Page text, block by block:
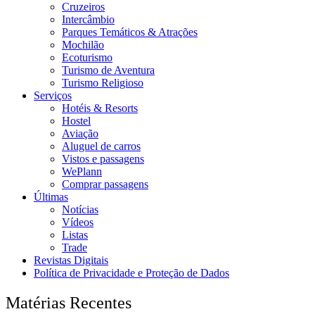
Cruzeiros
Intercâmbio
Parques Temáticos & Atrações
Mochilão
Ecoturismo
Turismo de Aventura
Turismo Religioso
Serviços
Hotéis & Resorts
Hostel
Aviação
Aluguel de carros
Vistos e passagens
WePlann
Comprar passagens
Últimas
Notícias
Vídeos
Listas
Trade
Revistas Digitais
Política de Privacidade e Proteção de Dados
Matérias Recentes